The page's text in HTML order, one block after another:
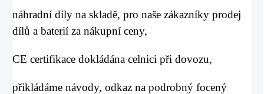
náhradní díly na skladě, pro naše zákazníky prodej
dílů a baterií za nákupní ceny,
CE certifikace dokládána celnici při dovozu,
přikládáme návody, odkaz na podrobný focený